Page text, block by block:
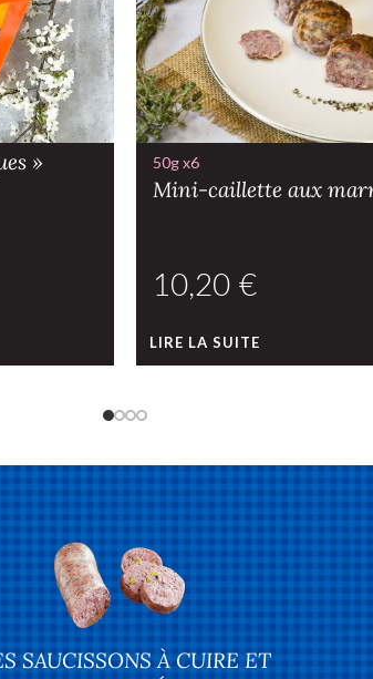
» 50g x6
Mini-caillette aux
€
LIRE LA SUITE
SAUCISSONS À CUIRE ET